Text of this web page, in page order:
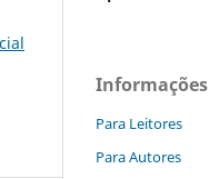
Informações
Para Leitores
Para Autores